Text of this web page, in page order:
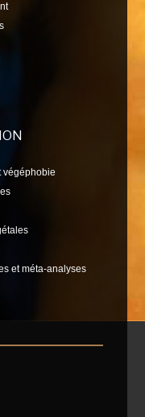
végéphobie
et méta-analyses